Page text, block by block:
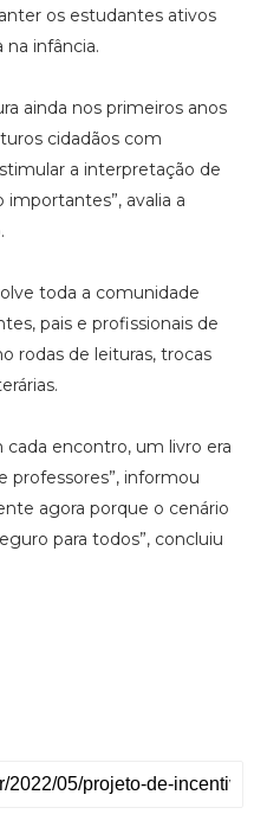
os estudantes ativos
infância.
ainda nos primeiros anos
cidadãos com
a interpretação de
avalia a
toda a comunidade
pais e profissionais de
rodas de leituras, trocas
cada encontro, um livro era
professores”, informou
agora porque o cenário
para todos”, concluiu